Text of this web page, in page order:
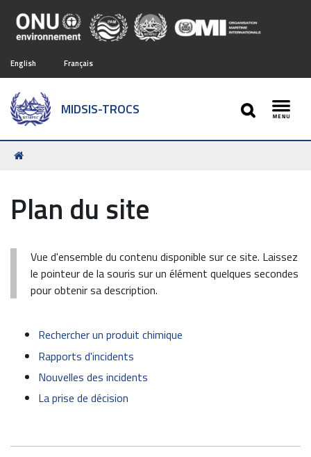
English Français
MIDSIS-TROCS
SEARCH
Vous
Plan du site
Vue d'ensemble du contenu disponible sur ce site. Laissez
le pointeur de la souris sur un élément quelques secondes
pour obtenir sa description.
Rechercher un produit chimique
Rapports d'incidents
Nouvelles des incidents
La prise de décision